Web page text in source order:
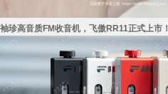
袖珍高音质FM收音机，飞傲RR11正式上市！